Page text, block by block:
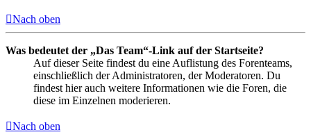
Nach oben
Was bedeutet der „Das Team“-Link auf der Startseite?
Auf dieser Seite findest du eine Auflistung des Forenteams,
einschließlich der Administratoren, der Moderatoren. Du
findest hier auch weitere Informationen wie die Foren, die
diese im Einzelnen moderieren.
Nach oben